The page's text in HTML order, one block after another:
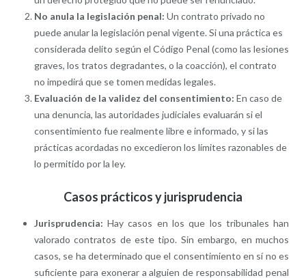
No anula la legislación penal: Un contrato privado no
puede anular la legislación penal vigente. Si una práctica es
considerada delito según el Código Penal (como las lesiones
graves, los tratos degradantes, o la coacción), el contrato
no impedirá que se tomen medidas legales.
Evaluación de la validez del consentimiento: En caso de
una denuncia, las autoridades judiciales evaluarán si el
consentimiento fue realmente libre e informado, y si las
prácticas acordadas no excedieron los límites razonables de
lo permitido por la ley.
Casos prácticos y jurisprudencia
Jurisprudencia: Hay casos en los que los tribunales han
valorado contratos de este tipo. Sin embargo, en muchos
casos, se ha determinado que el consentimiento en sí no es
suficiente para exonerar a alguien de responsabilidad penal